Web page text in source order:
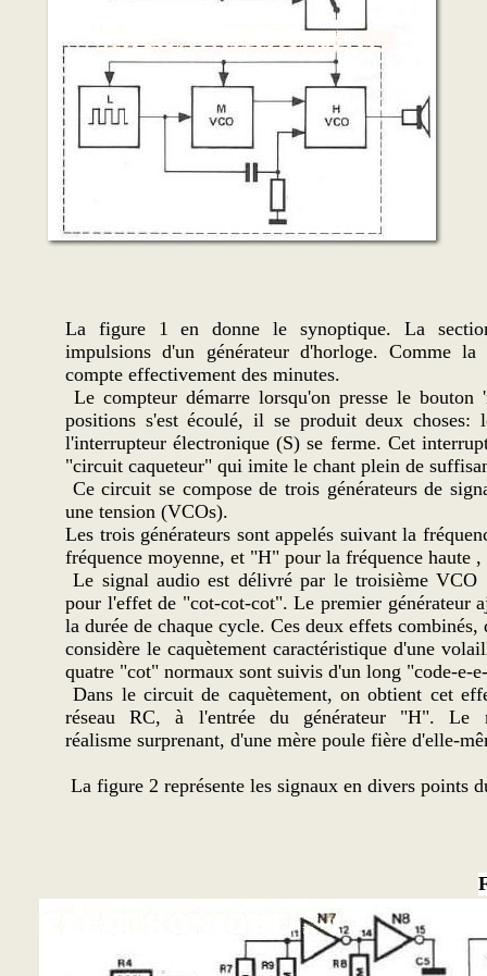
La figure 1 en donne le synoptique. La
impulsions d'un générateur d'horloge. Comme
compte effectivement des minutes.
Le compteur démarre lorsqu'on presse le
positions s'est écoulé, il se produit deux choses:
l'interrupteur électronique (S) se ferme. Cet
"circuit caqueteur" qui imite le chant plein de
Ce circuit se compose de trois générateurs de
une tension (VCOs).
Les trois générateurs sont appelés suivant la
fréquence moyenne, et "H" pour la fréquence haute
Le signal audio est délivré par le troisième
pour l'effet de "cot-cot-cot". Le premier générateur
la durée de chaque cycle. Ces deux effets
considère le caquètement caractéristique d'une
quatre "cot" normaux sont suivis d'un long "code-e-
Dans le circuit de caquètement, on obtient cet
réseau RC, à l'entrée du générateur "H". Le
réalisme surprenant, d'une mère poule fière d'elle-
La figure 2 représente les signaux en divers points